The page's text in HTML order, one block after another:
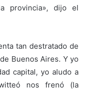
provincia», dijo el
tan destratado de
Buenos Aires. Y yo
capital, yo aludo a
nos frenó (la